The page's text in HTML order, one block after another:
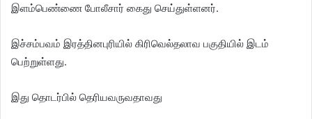
இளம்பெண்ணை போலீசார் கைது செய்துள்ளனர்.
இச்சம்பவம் இரத்தினபுரியில் கிரிவெல்தலாவ பகுதியில் இடம்
பெற்றுள்ளது.
இது தொடர்பில் தெரியவருவதாவது